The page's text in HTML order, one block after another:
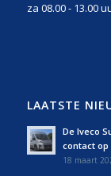
za 08.00 - 13.00
LAATSTE
De Iveco
contact
18 maart